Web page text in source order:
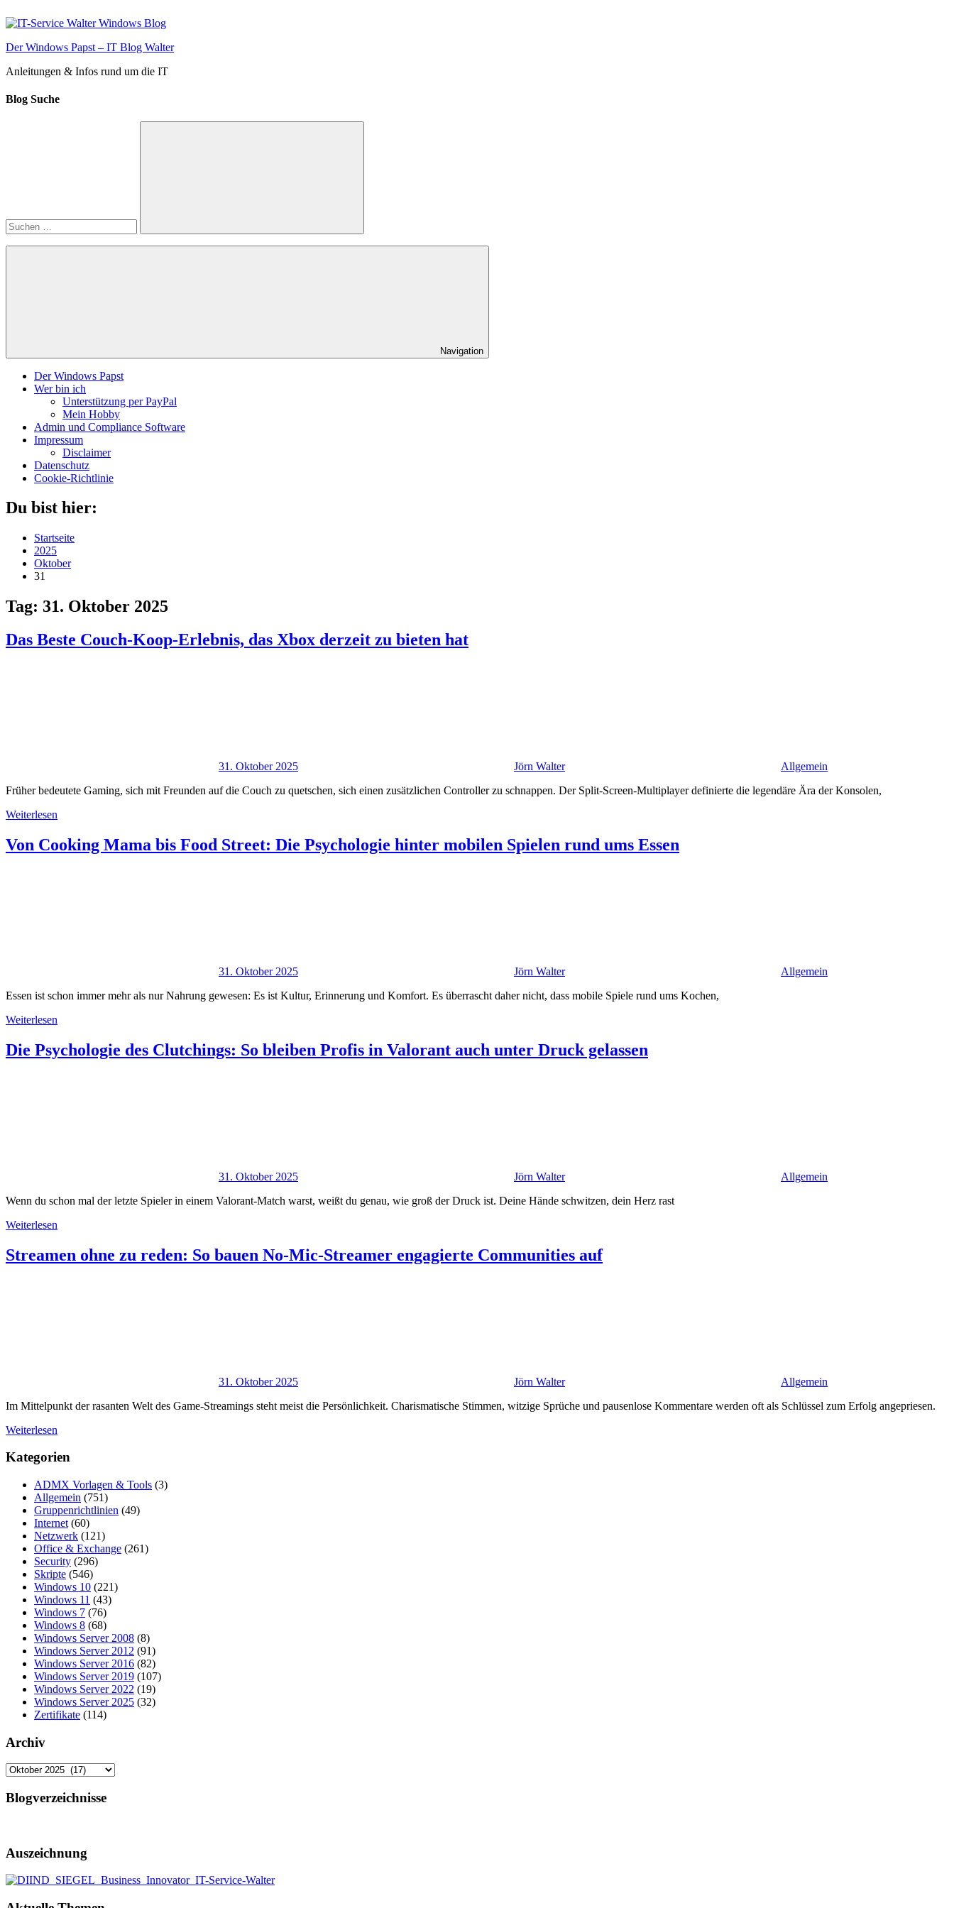
Inhalt
Der Windows Papst – IT Blog Walter
Anleitungen & Infos rund um die IT
Blog Suche
Suchen
Navigation
Der Windows Papst
Wer bin ich
Unterstützung per PayPal
Mein Hobby
Admin und Compliance Software
Impressum
Disclaimer
Datenschutz
Cookie-Richtlinie
Du bist hier:
Startseite
2025
Oktober
31
Tag: 31. Oktober 2025
Das Beste Couch-Koop-Erlebnis, das Xbox derzeit zu bieten hat
31. Oktober 2025 Jörn Walter
Allgemein
Früher bedeutete Gaming, sich mit Freunden auf die Couch zu quetschen, sich einen zusätzlichen Controller zu schnappen. Der Split-Screen-Multiplayer definierte die legendäre Ära der Konsolen,
Weiterlesen
Von Cooking Mama bis Food Street: Die Psychologie hinter mobilen Spielen rund ums Essen
31. Oktober 2025 Jörn Walter
Allgemein
Essen ist schon immer mehr als nur Nahrung gewesen: Es ist Kultur, Erinnerung und Komfort. Es überrascht daher nicht, dass mobile Spiele rund ums Kochen,
Weiterlesen
Die Psychologie des Clutchings: So bleiben Profis in Valorant auch unter Druck gelassen
31. Oktober 2025 Jörn Walter
Allgemein
Wenn du schon mal der letzte Spieler in einem Valorant-Match warst, weißt du genau, wie groß der Druck ist. Deine Hände schwitzen, dein Herz rast
Weiterlesen
Streamen ohne zu reden: So bauen No-Mic-Streamer engagierte Communities auf
31. Oktober 2025 Jörn Walter
Allgemein
Im Mittelpunkt der rasanten Welt des Game-Streamings steht meist die Persönlichkeit. Charismatische Stimmen, witzige Sprüche und pausenlose Kommentare werden oft als Schlüssel zum Erfolg angepriesen.
Weiterlesen
Kategorien
ADMX Vorlagen & Tools (3)
Allgemein (751)
Gruppenrichtlinien (49)
Internet (60)
Netzwerk (121)
Office & Exchange (261)
Security (296)
Skripte (546)
Windows 10 (221)
Windows 11 (43)
Windows 7 (76)
Windows 8 (68)
Windows Server 2008 (8)
Windows Server 2012 (91)
Windows Server 2016 (82)
Windows Server 2019 (107)
Windows Server 2022 (19)
Windows Server 2025 (32)
Zertifikate (114)
Archiv
Archiv
Blogverzeichnisse
Auszeichnung